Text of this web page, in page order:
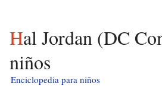
Hal Jordan (DC Comics) para
niños
Enciclopedia para niños